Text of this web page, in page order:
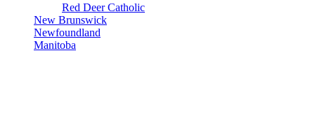
Red Deer Catholic
New Brunswick
Newfoundland
Manitoba